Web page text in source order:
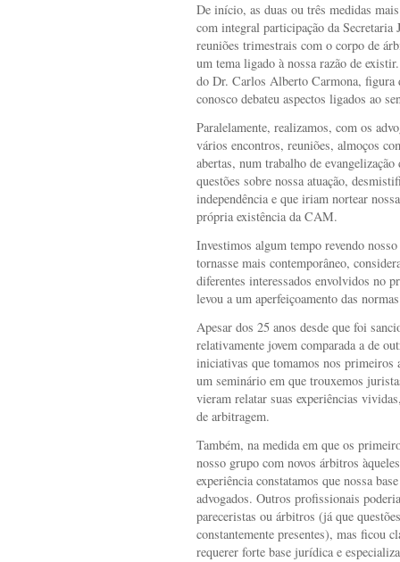
De início, as duas ou três medidas
com integral participação da
reuniões trimestrais com o corpo de
um tema ligado à nossa razão de
do Dr. Carlos Alberto Carmona, figura
conosco debateu aspectos ligados ao
Paralelamente, realizamos, com os
vários encontros, reuniões, almoços
abertas, num trabalho de
questões sobre nossa atuação,
independência e que iriam nortear
própria existência da CAM.
Investimos algum tempo revendo
tornasse mais contemporâneo,
diferentes interessados envolvidos no
levou a um aperfeiçoamento das
Apesar dos 25 anos desde que foi
relativamente jovem comparada a de
iniciativas que tomamos nos primeiros
um seminário em que trouxemos
vieram relatar suas experiências
de arbitragem.
Também, na medida em que os
nosso grupo com novos árbitros
experiência constatamos que nossa
advogados. Outros profissionais
pareceristas ou árbitros (já que
constantemente presentes), mas ficou
requerer forte base jurídica e